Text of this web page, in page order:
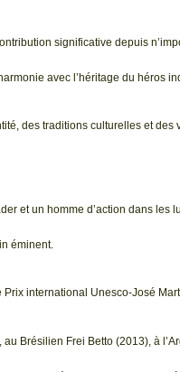
significative depuis
avec l’héritage du héros
des traditions culturelles et
et un homme d’action dans les
éminent.
international Unesco-José
Brésilien Frei Betto (2013), à